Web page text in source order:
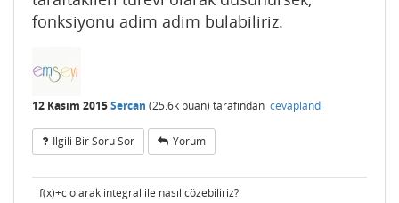
fonksiyonu adim adim bulabiliriz.
12 Kasım 2015Sercan (25.6k puan) tarafından cevaplandı
Ilgili Bir Soru Sor Yorum
f(x)+c olarak integral ile nasıl cözebiliriz?